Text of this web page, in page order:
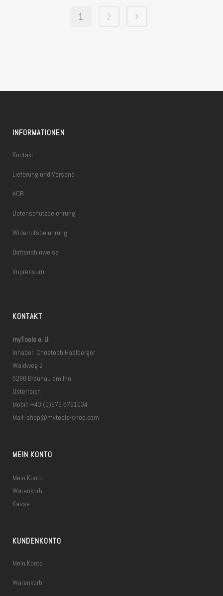
1 2
INFORMATIONEN
Kontakt
Lieferung und Versand
AGB
Datenschutzbelehrung
Widerrufsbelehrung
Batteriehinweise
Impressum
KONTAKT
myTools e. U.
Inhaber: Christoph Haslberger
Waldweg 2
5280 Braunau am Inn
Österreich
Mobil: +43 (0)676 5761034
Mail: shop@mytools-shop.com
MEIN KONTO
Mein Konto
Warenkorb
Kasse
KUNDENKONTO
Mein Konto
Warenkorb